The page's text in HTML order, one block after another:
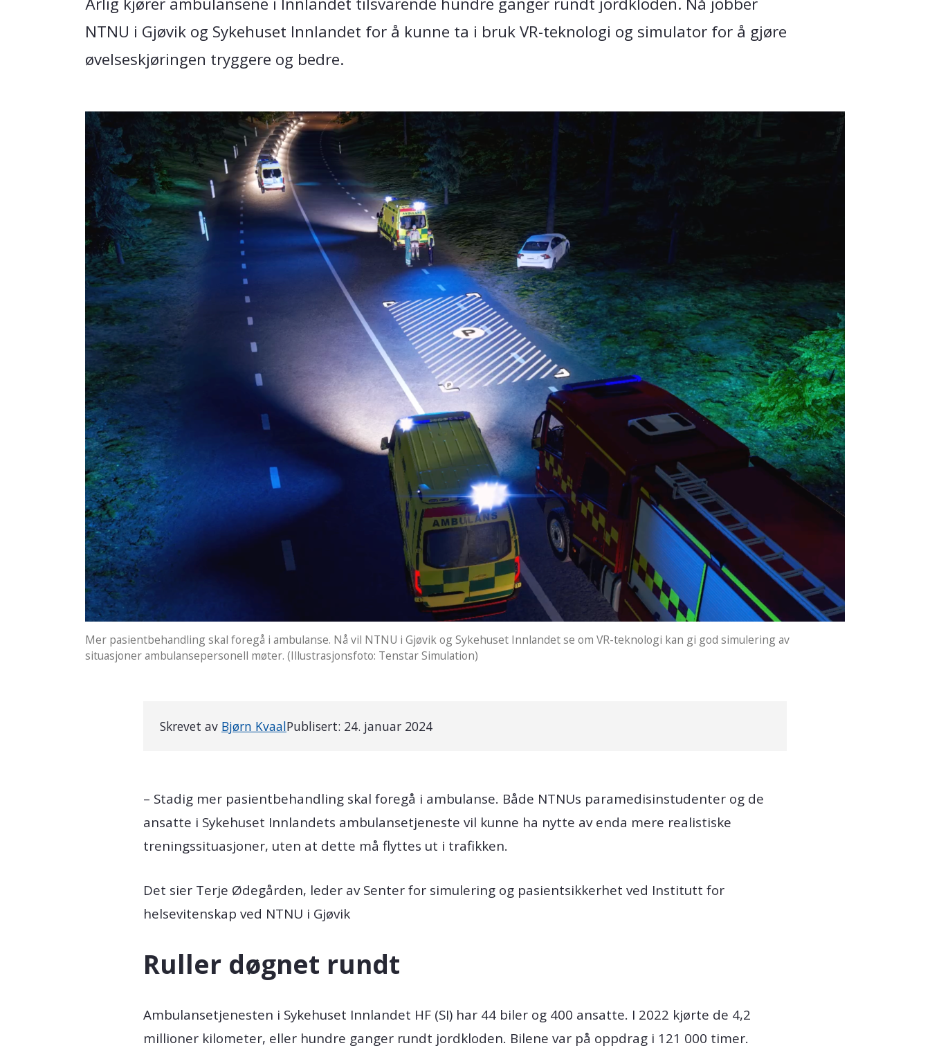
NTNU i Gjøvik og Sykehuset Innlandet for å kunne ta i bruk VR-teknologi og simulator for å gjøre
øvelseskjøringen tryggere og bedre.
Mer pasientbehandling skal foregå i ambulanse. Nå vil NTNU i Gjøvik og Sykehuset Innlandet se om VR-teknologi kan gi god simulering av
situasjoner ambulansepersonell møter. (Illustrasjonsfoto: Tenstar Simulation)
Skrevet av Bjørn KvaalPublisert: 24. januar 2024
– Stadig mer pasientbehandling skal foregå i ambulanse. Både NTNUs paramedisinstudenter og de
ansatte i Sykehuset Innlandets ambulansetjeneste vil kunne ha nytte av enda mere realistiske
treningssituasjoner, uten at dette må flyttes ut i trafikken.
Det sier Terje Ødegården, leder av Senter for simulering og pasientsikkerhet ved Institutt for
helsevitenskap ved NTNU i Gjøvik
Ruller døgnet rundt
Ambulansetjenesten i Sykehuset Innlandet HF (SI) har 44 biler og 400 ansatte. I 2022 kjørte de 4,2
millioner kilometer, eller hundre ganger rundt jordkloden. Bilene var på oppdrag i 121 000 timer.